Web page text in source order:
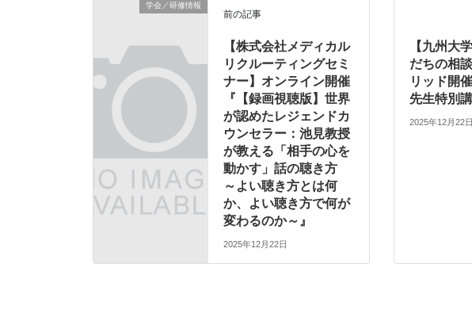
学会／研修情報
前の記事
【株式会社メディカル
リクルーティングセミ
ナー】オンライン開催
『【録画視聴版】世界
が認めたレジェンドカ
ウンセラー：池見教授
が教える「相手の心を
動かす」話の聴き方
～よい聴き方とは何
か、よい聴き方で何が
変わるのか～』
2025年12月22日
【九州大
だちの相
リッド開
先生特別講
2025年12月22日